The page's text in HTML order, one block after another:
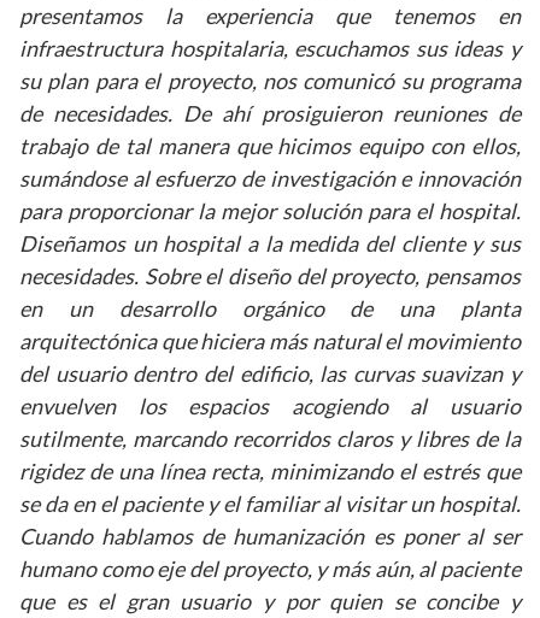
presentamos la experiencia que tenemos en
infraestructura hospitalaria, escuchamos sus ideas y
su plan para el proyecto, nos comunicó su programa
de necesidades. De ahí prosiguieron reuniones de
trabajo de tal manera que hicimos equipo con ellos,
sumándose al esfuerzo de investigación e innovación
para proporcionar la mejor solución para el hospital.
Diseñamos un hospital a la medida del cliente y sus
necesidades. Sobre el diseño del proyecto, pensamos
en un desarrollo orgánico de una planta
arquitectónica que hiciera más natural el movimiento
del usuario dentro del edificio, las curvas suavizan y
envuelven los espacios acogiendo al usuario
sutilmente, marcando recorridos claros y libres de la
rigidez de una línea recta, minimizando el estrés que
se da en el paciente y el familiar al visitar un hospital.
Cuando hablamos de humanización es poner al ser
humano como eje del proyecto, y más aún, al paciente
que es el gran usuario y por quien se concibe y